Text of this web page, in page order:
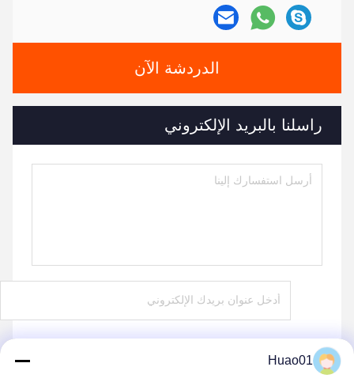
الدردشة الآن
راسلنا بالبريد الإلكتروني
Huao01